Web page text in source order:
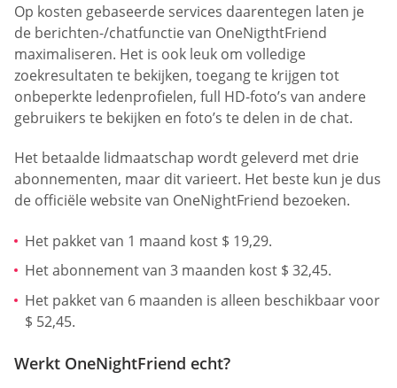
Op kosten gebaseerde services daarentegen laten je
de berichten-/chatfunctie van OneNigthtFriend
maximaliseren. Het is ook leuk om volledige
zoekresultaten te bekijken, toegang te krijgen tot
onbeperkte ledenprofielen, full HD-foto’s van andere
gebruikers te bekijken en foto’s te delen in de chat.
Het betaalde lidmaatschap wordt geleverd met drie
abonnementen, maar dit varieert. Het beste kun je dus
de officiële website van OneNightFriend bezoeken.
Het pakket van 1 maand kost $ 19,29.
Het abonnement van 3 maanden kost $ 32,45.
Het pakket van 6 maanden is alleen beschikbaar voor
$ 52,45.
Werkt OneNightFriend echt?